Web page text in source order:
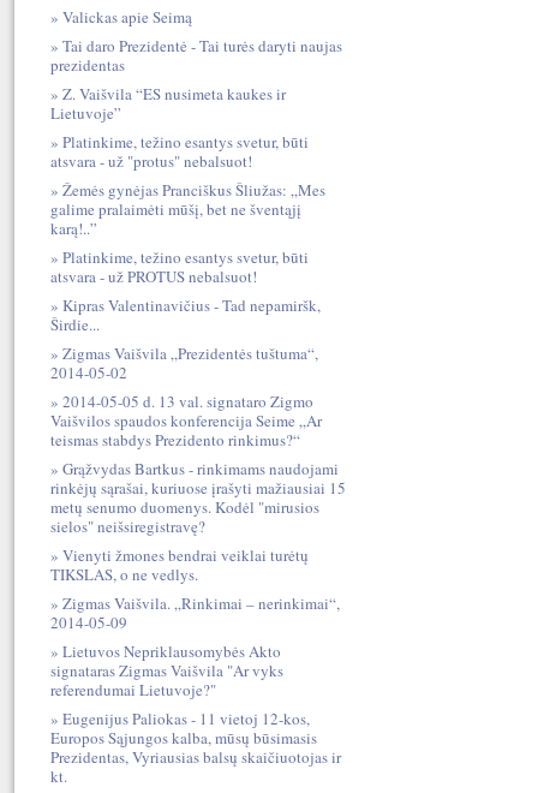
Valickas apie Seimą
Tai daro Prezidentė - Tai turės daryti naujas
prezidentas
Z. Vaišvila “ES nusimeta kaukes ir
Lietuvoje”
Platinkime, težino esantys svetur, būti
atsvara - už "protus" nebalsuot!
Žemės gynėjas Pranciškus Šliužas: „Mes
galime pralaimėti mūšį, bet ne šventąjį
karą!..”
Platinkime, težino esantys svetur, būti
atsvara - už PROTUS nebalsuot!
Kipras Valentinavičius - Tad nepamiršk,
Širdie...
Zigmas Vaišvila „Prezidentės tuštuma“,
2014-05-02
2014-05-05 d. 13 val. signataro Zigmo
Vaišvilos spaudos konferencija Seime „Ar
teismas stabdys Prezidento rinkimus?“
Grąžvydas Bartkus - rinkimams naudojami
rinkėjų sąrašai, kuriuose įrašyti mažiausiai 15
metų senumo duomenys. Kodėl "mirusios
sielos" neišsiregistravę?
Vienyti žmones bendrai veiklai turėtų
TIKSLAS, o ne vedlys.
Zigmas Vaišvila. „Rinkimai – nerinkimai“,
2014-05-09
Lietuvos Nepriklausomybės Akto
signataras Zigmas Vaišvila "Ar vyks
referendumai Lietuvoje?"
Eugenijus Paliokas - 11 vietoj 12-kos,
Europos Sąjungos kalba, mūsų būsimasis
Prezidentas, Vyriausias balsų skaičiuotojas ir
kt.